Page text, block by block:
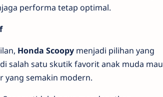
performa tetap optimal.
Honda Scoopymenjadi pilihan yang
salah satu skutik favorit anak muda
yang semakin modern.